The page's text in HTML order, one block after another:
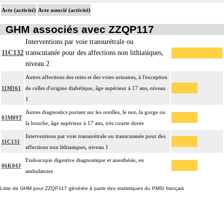
17.2
L'examen anatomopathologique, inclut : l'examen macroscopique et
microscopique de pièce d'exérèse
17.2
L'examen anatomopathologique d'un organe inclut : l'examen du feuillet
viscéral de son éventuelle séreuse
17.2
L'examen anatomopathologique de pièce d'exérèse inclut : l'échantillonnage,
la fixation, l'inclusion, la préparation microscopique avec une coloration
standard à base d'hémalun ou d'hématoxyline-éosine ou de phloxine avec ou
sans safran, avec ou sans photographie, l'interprétation, les éventuels
écrasis cellulaire
17.2
un seul acte peut être facturé que l'exérèse soit monobloc ou en fragments non
anatomique
Acte (activité) Acte associé (activité)
GHM associés avec ZZQP117
11C132
Interventions par voie transurétrale ou
transcutanée pour des affections non lithiasiques,
niveau 2
11M161
Autres affections des reins et des voies urinaires, à l'exception
de celles d'origine diabétique, âge supérieur à 17 ans, niveau
1
03M09T
Autres diagnostics portant sur les oreilles, le nez, la gorge ou
la bouche, âge supérieur à 17 ans, très courte durée
11C131
Interventions par voie transurétrale ou transcutanée pour des
affections non lithiasiques, niveau 1
06K04J
Endoscopie digestive diagnostique et anesthésie, en
ambulatoire
Liste de GHM pour ZZQP117 générée à partir des statistiques du PMSI français